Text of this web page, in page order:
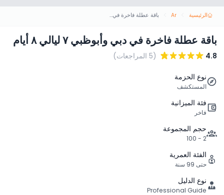
الرئيسية Ar باقة عطلة فاخرة في دبي وأبوظبي ٧ ليالي ٨ أيام
باقة عطلة فاخرة في دبي وأبوظبي ٧ ليالي ٨ أيام
4.8 (5 المراجعات)
نوع الحزمة
المستكشف
فئة الميزانية
فاخر
حجم المجموعة
2 - 100
الفئة العمرية
حتى 99 سنة
نوع الدليل
Professional Guide